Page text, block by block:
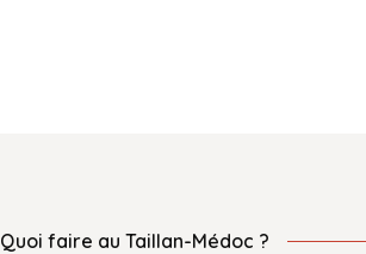
Quoi faire au Taillan-Médoc ?